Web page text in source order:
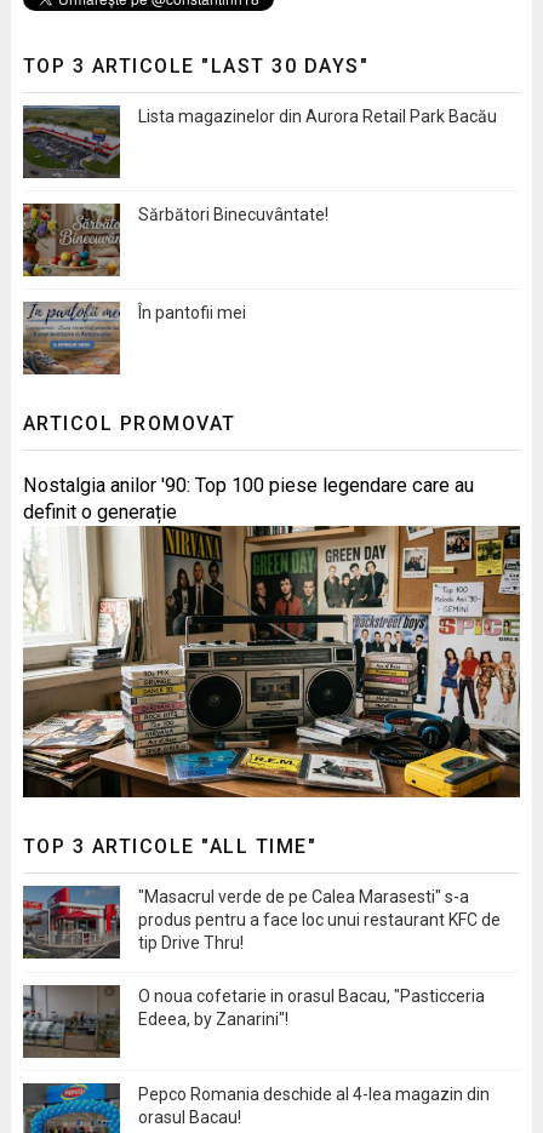
TOP 3 ARTICOLE "LAST 30 DAYS"
Lista magazinelor din Aurora Retail Park Bacău
Sărbători Binecuvântate!
În pantofii mei
ARTICOL PROMOVAT
Nostalgia anilor '90: Top 100 piese legendare care au
definit o generație
TOP 3 ARTICOLE "ALL TIME"
"Masacrul verde de pe Calea Marasesti" s-a
produs pentru a face loc unui restaurant KFC de
tip Drive Thru!
O noua cofetarie in orasul Bacau, "Pasticceria
Edeea, by Zanarini"!
Pepco Romania deschide al 4-lea magazin din
orasul Bacau!